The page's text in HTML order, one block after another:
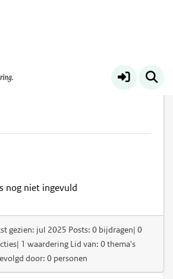
nog niet ingevuld
gezien: jul 2025 Posts: 0 bijdragen| 0
1 waardering Lid van: 0 thema's
door: 0 personen